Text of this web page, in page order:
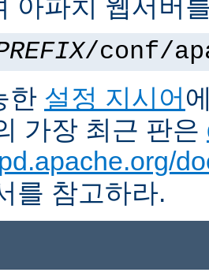
아파치 웹서버
/conf/
한 설정 지시어
가장 최근 판은
를 참고하라.